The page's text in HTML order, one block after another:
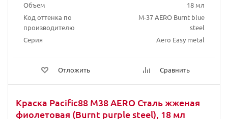
Объем
18 мл
Код оттенка по
производителю
М-37 AERO Burnt blue
steel
Серия
Aero Easy metal
Отложить Сравнить
Краска Pacific88 M38 AERO Сталь жженая
фиолетовая (Burnt purple steel), 18 мл